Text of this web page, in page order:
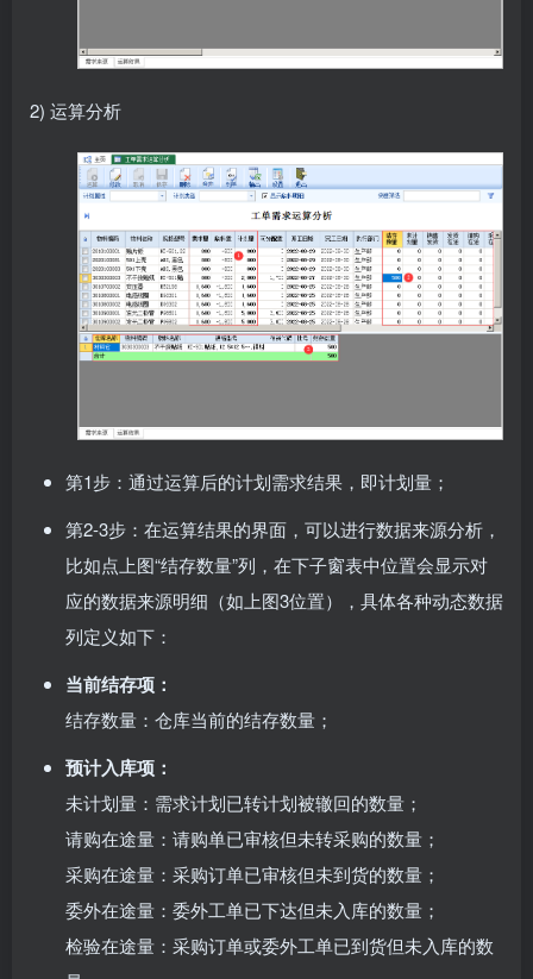
2) 运算分析
第1步：通过运算后的计划需求结果，即计划量；
第2-3步：在运算结果的界面，可以进行数据来源分析，
比如点上图“结存数量”列，在下子窗表中位置会显示对
应的数据来源明细（如上图3位置），具体各种动态数据
列定义如下：
当前结存项：
结存数量：仓库当前的结存数量；
预计入库项：
未计划量：需求计划已转计划被辙回的数量；
请购在途量：请购单已审核但未转采购的数量；
采购在途量：采购订单已审核但未到货的数量；
委外在途量：委外工单已下达但未入库的数量；
检验在途量：采购订单或委外工单已到货但未入库的数